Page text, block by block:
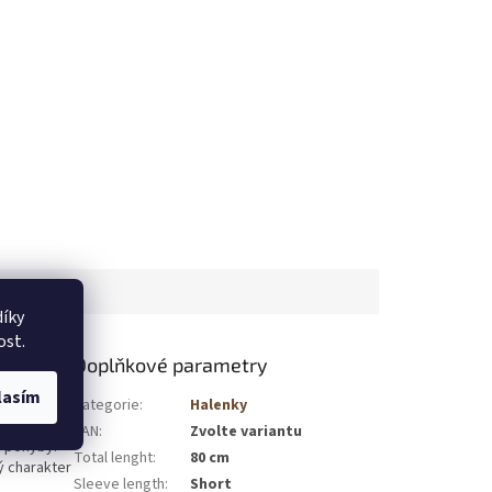
je
pohyby.
charakter
Doplňkové parametry
Kategorie:
Halenky
EAN:
Zvolte variantu
Total lenght:
80 cm
Sleeve length:
Short